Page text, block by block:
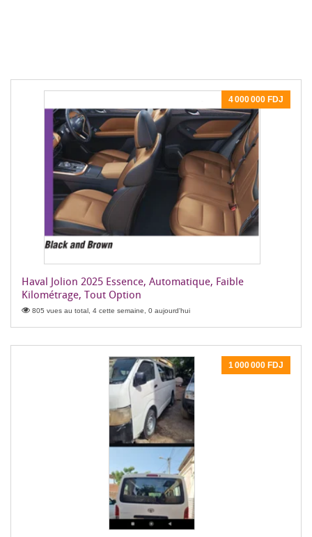
4 000 000 FDJ
Haval Jolion 2025 Essence, Automatique, Faible
Kilométrage, Tout Option
805 vues au total, 4 cette semaine, 0 aujourd'hui
1 000 000 FDJ